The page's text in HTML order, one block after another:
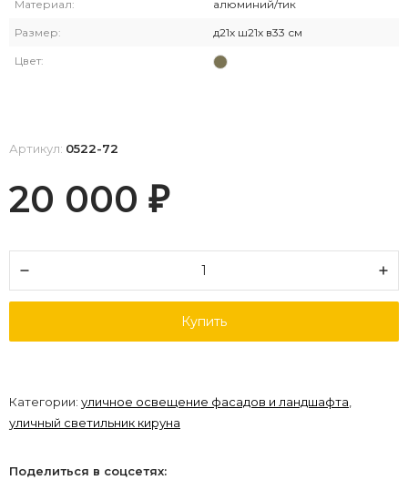
Материал: алюминий/тик
Размер: д21х ш21х в33 см
Цвет:
Артикул: 0522-72
20 000 ₽
Купить
Категории: уличное освещение фасадов и ландшафта,
уличный светильник кируна
Поделиться в соцсетях: